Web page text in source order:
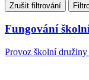
Zrušit filtrování
Fungování
Provoz školní družiny